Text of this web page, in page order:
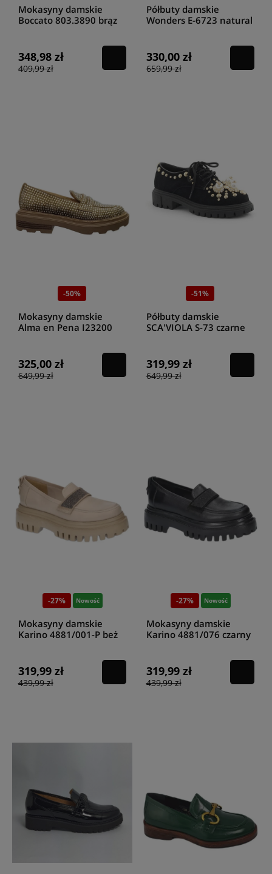
Mokasyny damskie
Boccato 803.3890 brąz
348,98 zł
409,99 zł
Półbuty damskie
Wonders E-6723 natural
330,00 zł
659,99 zł
-50%
Mokasyny damskie
Alma en Pena I23200
325,00 zł
649,99 zł
-51%
Półbuty damskie
SCA'VIOLA S-73 czarne
319,99 zł
649,99 zł
-27% Nowość
Mokasyny damskie
Karino 4881/001-P beż
319,99 zł
439,99 zł
-27% Nowość
Mokasyny damskie
Karino 4881/076 czarny
319,99 zł
439,99 zł